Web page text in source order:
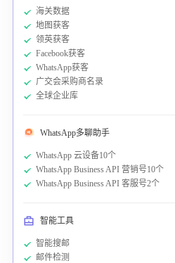
海关数据
地图获客
领英获客
Facebook获客
WhatsApp获客
广交会采购商名录
全球企业库
WhatsApp多聊助手
WhatsApp 云设备10个
WhatsApp Business API 营销号10个
WhatsApp Business API 客服号2个
智能工具
智能搜邮
邮件检测